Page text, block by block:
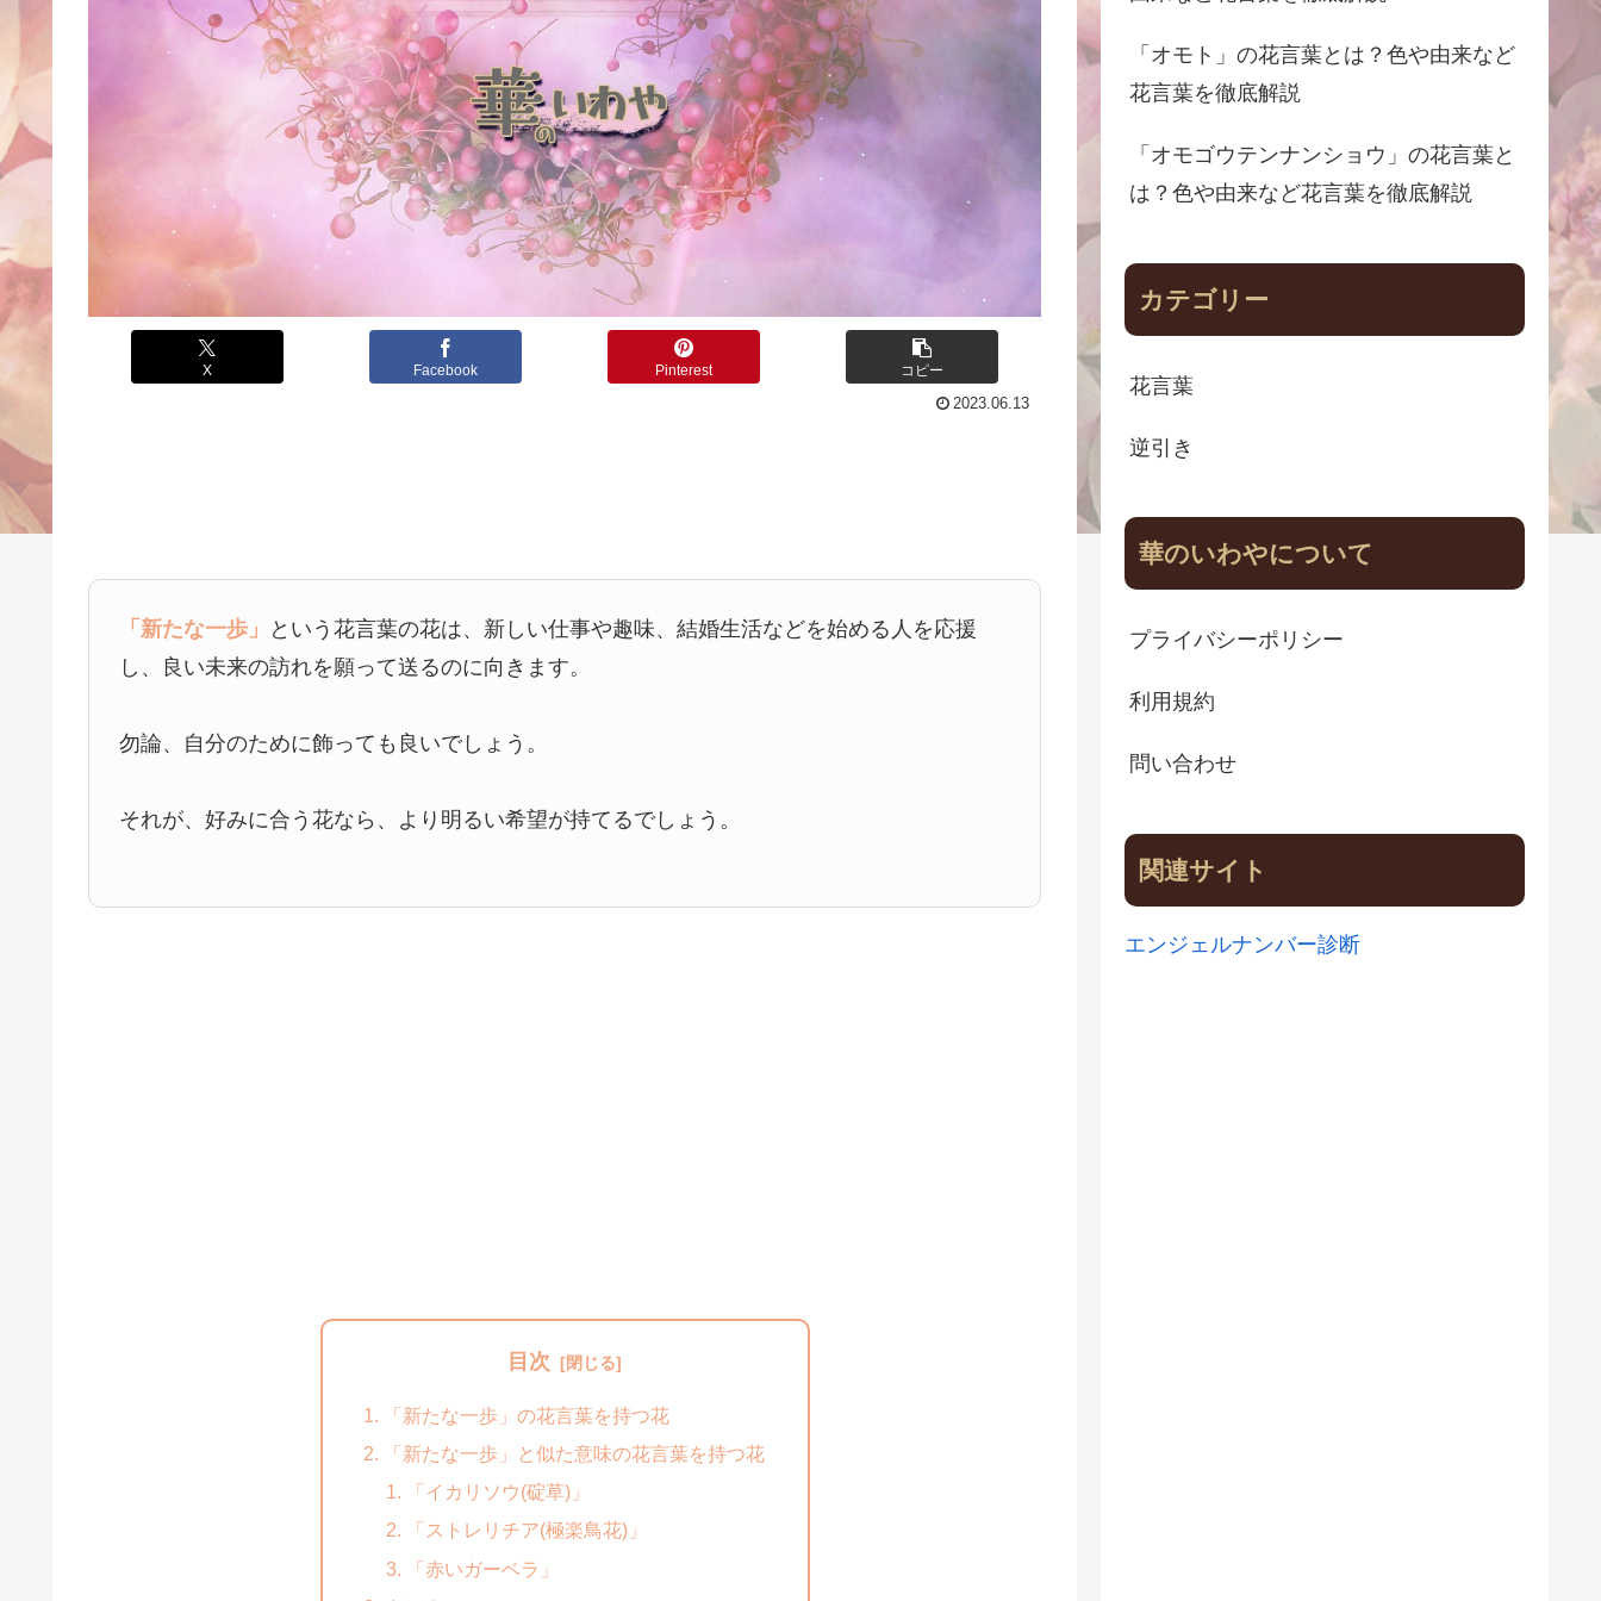
X Facebook Pinterest コピー
2023.06.13
「新たな一歩」
という花言葉の花は、新しい仕事や趣味、結婚生活などを始める人を応援
し、良い未来の訪れを願って送るのに向きます。
勿論、自分のために飾っても良いでしょう。
それが、好みに合う花なら、より明るい希望が持てるでしょう。
目次
「新たな一歩」の花言葉を持つ花
「新たな一歩」と似た意味の花言葉を持つ花
「イカリソウ(碇草)」
「ストレリチア(極楽鳥花)」
「赤いガーベラ」
「オモト」の花言葉とは？色や由来など
花言葉を徹底解説
「オモゴウテンナンショウ」の花言葉と
は？色や由来など花言葉を徹底解説
カテゴリー
花言葉
逆引き
華のいわやについて
プライバシーポリシー
利用規約
問い合わせ
関連サイト
エンジェルナンバー診断